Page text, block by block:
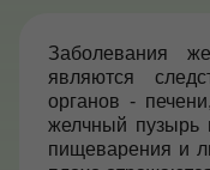
Цены
Акции и скидки
Заболевания
являются
органов -
желчный пузырь
пищеварения и